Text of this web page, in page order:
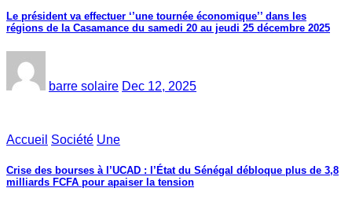
Le président va effectuer ‘’une tournée économique’’ dans les
régions de la Casamance du samedi 20 au jeudi 25 décembre 2025
barre solaire Dec 12, 2025
Accueil Société Une
Crise des bourses à l’UCAD : l’État du Sénégal débloque plus de 3,8
milliards FCFA pour apaiser la tension